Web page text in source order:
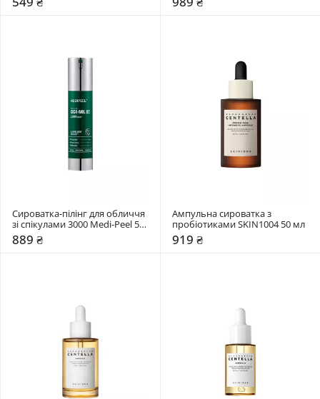
Сироватка-пілінг для обличчя
зі спікулами 3000 Medi-Peel 50
мл
889 ₴
Ампульна сироватка з
пробіотиками SKIN1004 50 мл
919 ₴